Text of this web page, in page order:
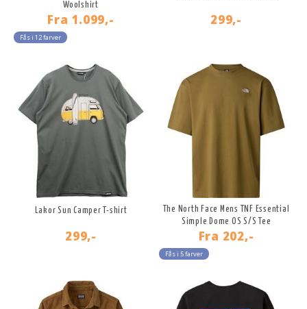
Woolshirt
Fra 1.099,-
Fås i 12 farver
299,-
Lakor Sun Camper T-shirt
299,-
The North Face Mens TNF Essential
Simple Dome OS S/S Tee
Fra 202,-
Fås i 5 farver